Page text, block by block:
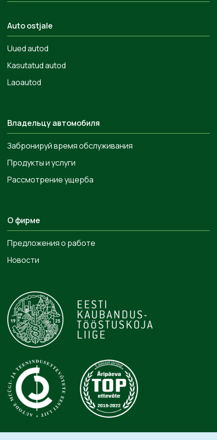
Auto ostjale
Uued autod
Kasutatud autod
Laoautod
Владельцу автомобиля
Забронируй время обслуживания
Продукты и услуги
Рассмотрение ущерба
О фирме
Предложения о работе
Новости